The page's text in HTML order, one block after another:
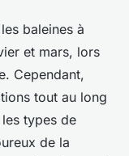
baleines à
et mars, lors
Cependant,
tout au long
types de
de la